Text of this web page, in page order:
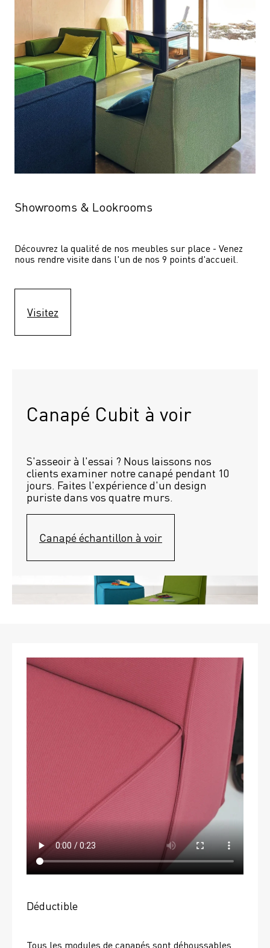
Showrooms & Lookrooms
Découvrez la qualité de nos meubles sur place - Venez
nous rendre visite dans l'un de nos 9 points d'accueil.
Visitez
Canapé Cubit à voir
S'asseoir à l'essai ? Nous laissons nos
clients examiner notre canapé pendant 10
jours. Faites l'expérience d'un design
puriste dans vos quatre murs.
Canapé échantillon à voir
Déductible
Tous les modules de canapés sont déhoussables,